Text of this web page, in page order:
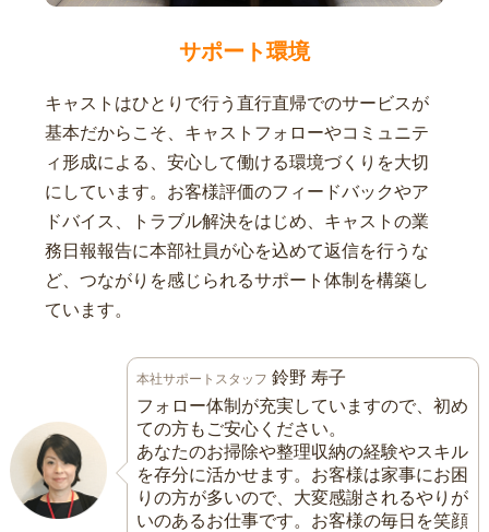
サポート環境
キャストはひとりで行う直行直帰でのサービスが
基本だからこそ、キャストフォローやコミュニテ
ィ形成による、安心して働ける環境づくりを大切
にしています。お客様評価のフィードバックやア
ドバイス、トラブル解決をはじめ、キャストの業
務日報報告に本部社員が心を込めて返信を行うな
ど、つながりを感じられるサポート体制を構築し
ています。
本社サポートスタッフ 鈴野 寿子
フォロー体制が充実していますので、初め
ての方もご安心ください。
あなたのお掃除や整理収納の経験やスキル
を存分に活かせます。お客様は家事にお困
りの方が多いので、大変感謝されるやりが
いのあるお仕事です。お客様の毎日を笑顔